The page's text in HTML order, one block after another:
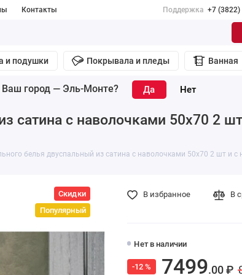
Контакты Поддержка +7
и подушки Покрывала и пледы Ванная
Ваш город — Эль-Монте?
сатина с наволочками 50х70 2
белья двуспальный из сатина с наволочками 50х70 2 шт и
Скидки
Популярный
Нет в наличии
-12 % 7499.00 ₽
В избранное В